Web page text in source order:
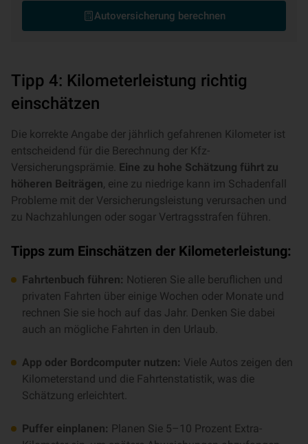
Autoversicherung berechnen
Tipp 4: Kilometerleistung richtig
einschätzen
Die korrekte Angabe der jährlich gefahrenen Kilometer ist
entscheidend für die Berechnung der Kfz-
Versicherungsprämie. Eine zu hohe Schätzung führt zu
höheren Beiträgen , eine zu niedrige kann im Schadenfall
Probleme mit der Versicherungsleistung verursachen und
zu Nachzahlungen oder sogar Vertragsstrafen führen.
Tipps zum Einschätzen der Kilometerleistung:
Fahrtenbuch führen: Notieren Sie alle beruflichen und
privaten Fahrten über einige Wochen oder Monate und
rechnen Sie sie hoch auf das Jahr. Denken Sie dabei
auch an mögliche Fahrten in den Urlaub.
App oder Bordcomputer nutzen: Viele Autos zeigen den
Kilometerstand und die Fahrtenstatistik, was die
Schätzung erleichtert.
Puffer einplanen: Planen Sie 5–10 Prozent Extra-